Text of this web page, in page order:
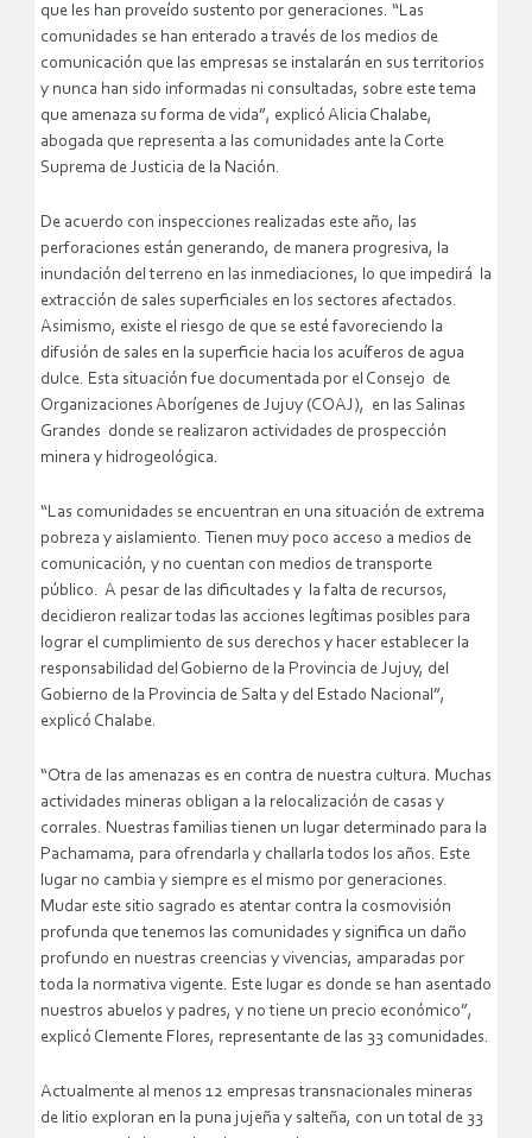
que les han proveído sustento por generaciones. “Las
comunidades se han enterado a través de los medios de
comunicación que las empresas se instalarán en sus territorios
y nunca han sido informadas ni consultadas, sobre este tema
que amenaza su forma de vida”, explicó Alicia Chalabe,
abogada que representa a las comunidades ante la Corte
Suprema de Justicia de la Nación.
De acuerdo con inspecciones realizadas este año, las
perforaciones están generando, de manera progresiva, la
inundación del terreno en las inmediaciones, lo que impedirá la
extracción de sales superficiales en los sectores afectados.
Asimismo, existe el riesgo de que se esté favoreciendo la
difusión de sales en la superficie hacia los acuíferos de agua
dulce. Esta situación fue documentada por el Consejo de
Organizaciones Aborígenes de Jujuy (COAJ), en las Salinas
Grandes donde se realizaron actividades de prospección
minera y hidrogeológica.
“Las comunidades se encuentran en una situación de extrema
pobreza y aislamiento. Tienen muy poco acceso a medios de
comunicación, y no cuentan con medios de transporte
público. A pesar de las dificultades y la falta de recursos,
decidieron realizar todas las acciones legítimas posibles para
lograr el cumplimiento de sus derechos y hacer establecer la
responsabilidad del Gobierno de la Provincia de Jujuy, del
Gobierno de la Provincia de Salta y del Estado Nacional”,
explicó Chalabe.
“Otra de las amenazas es en contra de nuestra cultura. Muchas
actividades mineras obligan a la relocalización de casas y
corrales. Nuestras familias tienen un lugar determinado para la
Pachamama, para ofrendarla y challarla todos los años. Este
lugar no cambia y siempre es el mismo por generaciones.
Mudar este sitio sagrado es atentar contra la cosmovisión
profunda que tenemos las comunidades y significa un daño
profundo en nuestras creencias y vivencias, amparadas por
toda la normativa vigente. Este lugar es donde se han asentado
nuestros abuelos y padres, y no tiene un precio económico”,
explicó Clemente Flores, representante de las 33 comunidades.
Actualmente al menos 12 empresas transnacionales mineras
de litio exploran en la puna jujeña y salteña, con un total de 33